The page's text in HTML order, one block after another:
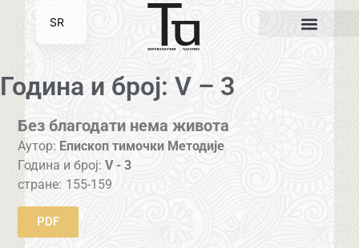
Година и број: V – 3
Без благодати нема живота
Аутор: Епископ тимочки Методије
Година и број:V - 3
стране: 155-159
PDF
SR
EN